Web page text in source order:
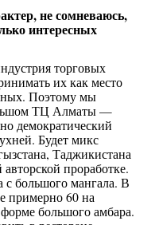
не сомневаюсь,
интересных
торговых
их как место
Поэтому мы
ТЦ Алматы —
демократический
Будет микс
Таджикистана
проработке.
большого мангала. В
примерно 60 на
большого амбара.